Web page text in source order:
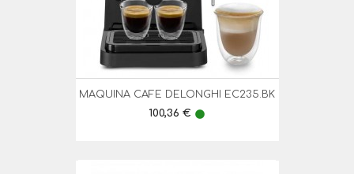
MAQUINA CAFE DELONGHI EC235.BK
Preço
100,36 € lens